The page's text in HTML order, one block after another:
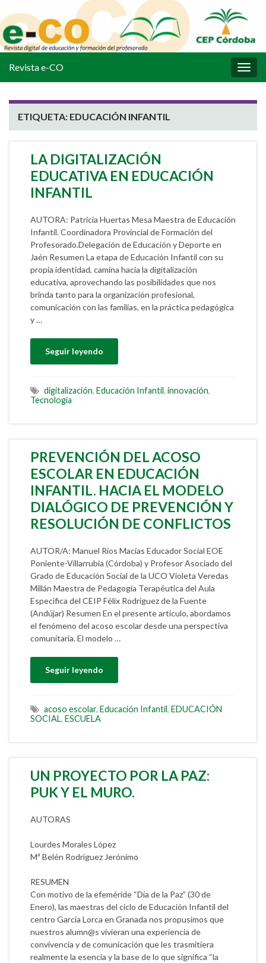
la
Revista e-CO
ETIQUETA: EDUCACIÓN INFANTIL
LA DIGITALIZACIÓN
EDUCATIVA EN EDUCACIÓN
INFANTIL
AUTORA: Patricia Huertas Mesa Maestra de Educación
Infantil. Coordinadora Provincial de Formación del
Profesorado.Delegación de Educación y Deporte en
Jaén Resumen La etapa de Educación Infantil con su
propia identidad, camina hacia la digitalización
educativa, aprovechando las posibilidades que nos
brinda tanto para la organización profesional,
comunicación con las familias, en la práctica pedagógica
y …
Seguir leyendo
digitalización, Educación Infantil, innovación,
Tecnología
PREVENCIÓN DEL ACOSO
ESCOLAR EN EDUCACIÓN
INFANTIL. HACIA EL MODELO
DIALÓGICO DE PREVENCIÓN Y
RESOLUCIÓN DE CONFLICTOS
AUTOR/A: Manuel Ríos Macías Educador Social EOE
Poniente-Villarrubia (Córdoba) y Profesor Asociado del
Grado de Educación Social de la UCO Violeta Veredas
Millán Maestra de Pedagogía Terapéutica del Aula
Específica del CEIP Félix Rodríguez de la Fuente
(Andújar) Resumen En el presente artículo, abordamos
el fenómeno del acoso escolar desde una perspectiva
comunitaria. El modelo …
Seguir leyendo
acoso escolar, Educación Infantil, EDUCACIÓN
SOCIAL, ESCUELA
UN PROYECTO POR LA PAZ:
PUK Y EL MURO.
AUTORAS
Lourdes Morales López
Mª Belén Rodríguez Jerónimo
RESUMEN
Con motivo de la efeméride “Día de la Paz” (30 de
Enero), las maestras del ciclo de Educación Infantil del
centro García Lorca en Granada nos propusimos que
nuestros alumn@s vivieran una experiencia de
convivencia y de comunicación que les trasmitiera
realmente la esencia y la base de lo que significa “la